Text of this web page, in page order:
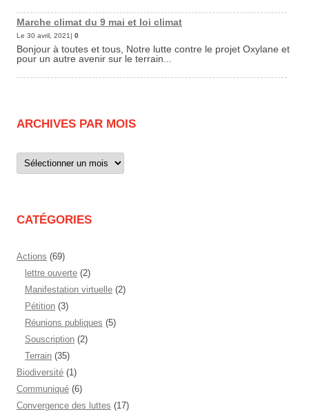
Marche climat du 9 mai et loi climat
Le 30 avril, 2021| 0
Bonjour à toutes et tous, Notre lutte contre le projet Oxylane et
pour un autre avenir sur le terrain...
ARCHIVES PAR MOIS
Archives
par
CATÉGORIES
Actions (69)
lettre ouverte (2)
Manifestation virtuelle (2)
Pétition (3)
Réunions publiques (5)
Souscription (2)
Terrain (35)
Biodiversité (1)
Communiqué (6)
Convergence des luttes (17)